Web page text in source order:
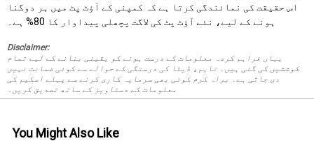
اس حقیقت کی نمائندگی کرتا ہے کہ کمپنی کے آؤٹ پٹ میں ہر دوگنا
ہونے کے لیے، نئے آؤٹ پٹ کی لاگت پچھلی پیداوار کا 80% ہے۔
Disclaimer:
یہاں فراہم کردہ معلومات کے درست ہونے کو یقینی بنانے کے لیے تمام
کوششیں کی گئی ہیں۔ تاہم، ڈیٹا کی درستگی کے حوالے سے کوئی ضمانت نہیں
دی جاتی ہے۔ براہ کرم کوئی بھی سرمایہ کاری کرنے سے پہلے اسکیم کی
معلومات کے دستاویز کے ساتھ تصدیق کریں۔
You Might Also Like